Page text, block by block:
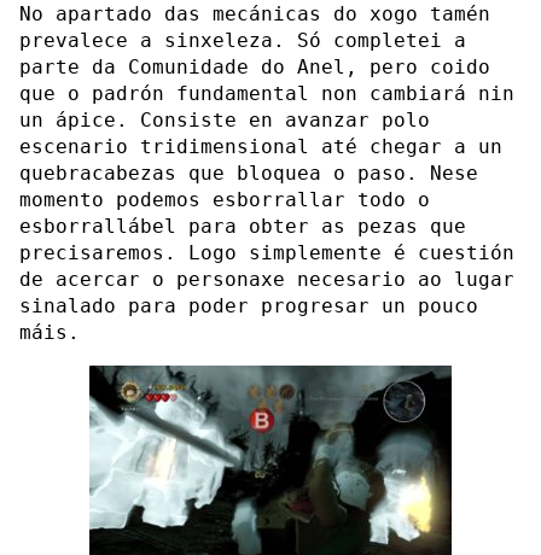
No apartado das mecánicas do xogo tamén
prevalece a sinxeleza. Só completei a
parte da Comunidade do Anel, pero coido
que o padrón fundamental non cambiará nin
un ápice. Consiste en avanzar polo
escenario tridimensional até chegar a un
quebracabezas que bloquea o paso. Nese
momento podemos esborrallar todo o
esborrallábel para obter as pezas que
precisaremos. Logo simplemente é cuestión
de acercar o personaxe necesario ao lugar
sinalado para poder progresar un pouco
máis.